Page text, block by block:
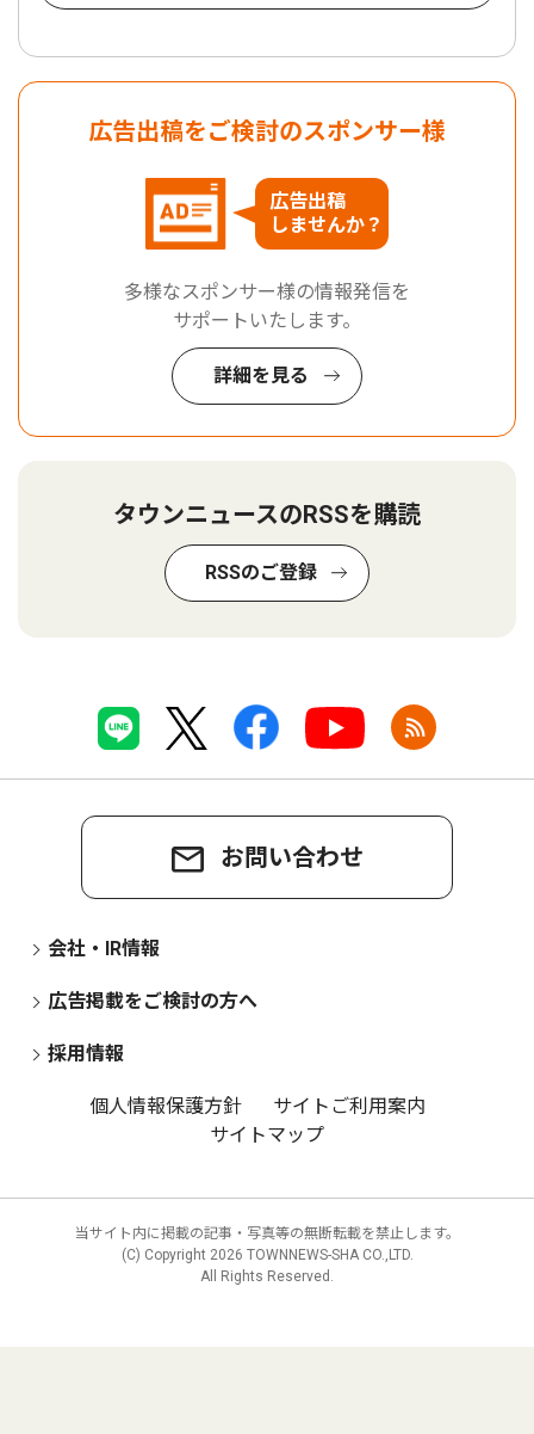
広告出稿をご検討のスポンサー様
広告出稿
しませんか？
多様なスポンサー様の情報発信を
サポートいたします。
詳細を見る
タウンニュースのRSSを購読
RSSのご登録
お問い合わせ
会社・IR情報
広告掲載をご検討の方へ
採用情報
個人情報保護方針
サイトご利用案内
サイトマップ
当サイト内に掲載の記事・写真等の無断転載を禁止します。
(C) Copyright 2026 TOWNNEWS-SHA CO.,LTD.
All Rights Reserved.